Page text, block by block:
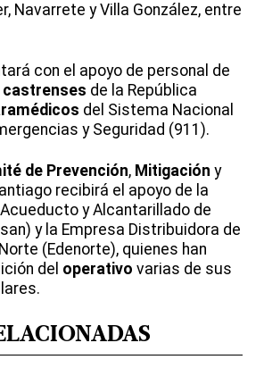
Navarrete y Villa González, entre
con el apoyo de personal de
de la República
del Sistema Nacional
y Seguridad (911).
de Prevención, Mitigación y
recibirá el apoyo de la
y Alcantarillado de
y la Empresa Distribuidora de
(Edenorte), quienes han
del operativo varias de sus